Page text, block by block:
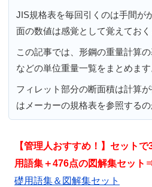
JIS規格表を毎回引くのは手間が
面の数値は感覚として覚えておく
この記事では、形鋼の重量計算
などの単位重量一覧をまとめます
フィレット部分の断面積は計算
はメーカーの規格表を参照するの
【管理人おすすめ！】セット
用語集＋476点の図解集セッ
礎用語集＆図解集セット